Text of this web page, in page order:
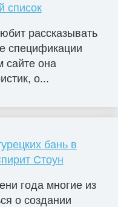
список
рассказывать
спецификации
сайте она
о...
бань в
Стоун
года многие из
о создании